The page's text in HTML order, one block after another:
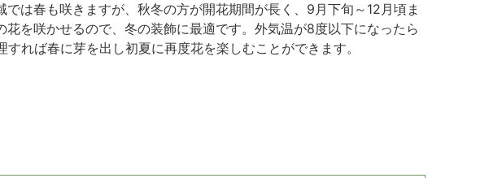
は春も咲きますが、秋冬の方が開花期間が長く、9月下旬～12月頃ま
を咲かせるので、冬の装飾に最適です。外気温が8度以下になったら
れば春に芽を出し初夏に再度花を楽しむことができます。